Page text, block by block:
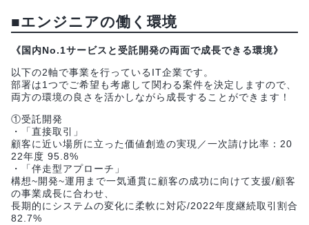
■エンジニアの働く環境
《国内No.1サービスと受託開発の両面で成長できる環境》
以下の2軸で事業を行っているIT企業です。
部署は1つでご希望も考慮して関わる案件を決定しますので、
両方の環境の良さを活かしながら成長することができます！
①受託開発
・「直接取引」
顧客に近い場所に立った価値創造の実現／一次請け比率：20
22年度 95.8%
・「伴走型アプローチ」
構想~開発~運用まで一気通貫に顧客の成功に向けて支援/顧客
の事業成長に合わせ、
長期的にシステムの変化に柔軟に対応/2022年度継続取引割合
82.7%